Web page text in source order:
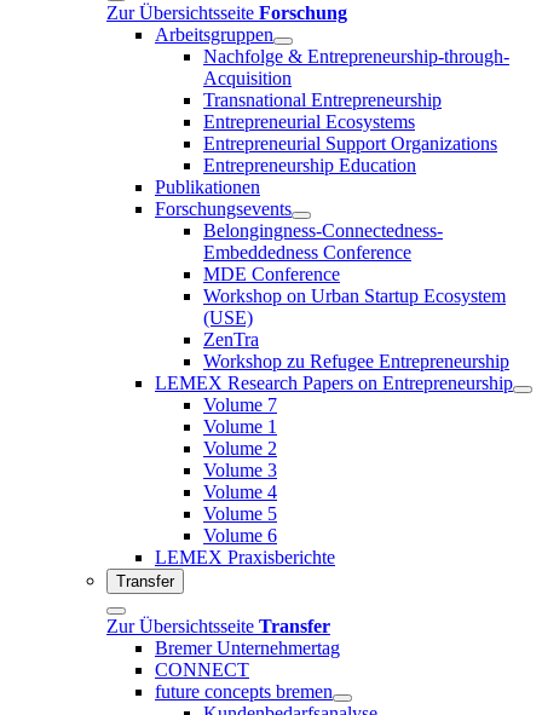
Zur Übersichtsseite Forschung
Arbeitsgruppen
Nachfolge & Entrepreneurship-through-
Acquisition
Transnational Entrepreneurship
Entrepreneurial Ecosystems
Entrepreneurial Support Organizations
Entrepreneurship Education
Publikationen
Forschungsevents
Belongingness-Connectedness-
Embeddedness Conference
MDE Conference
Workshop on Urban Startup Ecosystem
(USE)
ZenTra
Workshop zu Refugee Entrepreneurship
LEMEX Research Papers on Entrepreneurship
Volume 7
Volume 1
Volume 2
Volume 3
Volume 4
Volume 5
Volume 6
LEMEX Praxisberichte
Transfer
Zur Übersichtsseite Transfer
Bremer Unternehmertag
CONNECT
future concepts bremen